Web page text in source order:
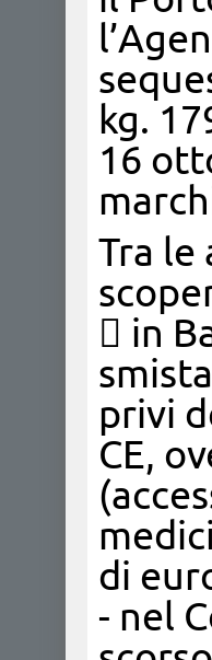
kg.
16
Tra le
 in
privi
CE,
di
- nel